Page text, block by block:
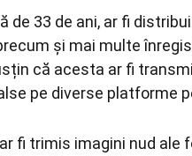
de 33 de ani, ar fi
și mai multe
că acesta ar fi
pe diverse platforme
fi trimis imagini nud